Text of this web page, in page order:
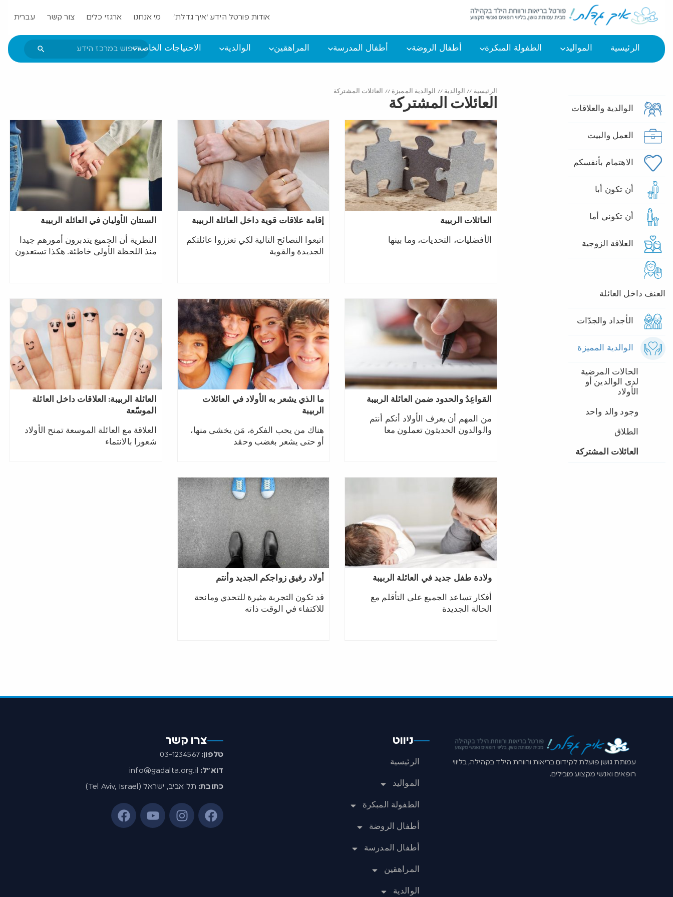
אודות פורטל הידע ‘איך גדלת’ מי אנחנו ארגזי כלים צור קשר עברית
الرئيسية المواليد الطفولة المبكرة أطفال الروضة أطفال المدرسة المراهقين الوالدية الاحتياجات الخاصة
الوالدية والعلاقات
العمل والبيت
الاهتمام بأنفسكم
أن تكون أبا
أن تكوني أما
العلاقة الزوجية
العنف داخل العائلة
الأجداد والجدّات
الوالدية المميزة
الحالات المرضية
لدى الوالدين أو
الأولاد
وجود والد واحد
الطلاق
العائلات المشتركة
الرئيسية // الوالدية // الوالدية المميزة // العائلات المشتركة
العائلات المشتركة
العائلات الربيبة
الأفضليات، التحديات، وما بينها
إقامة علاقات قوية داخل العائلة الربيبة
اتبعوا النصائح التالية لكي تعززوا عائلتكم
الجديدة والقوية
السنتان الأوليان في العائلة الربيبة
النظرية أن الجميع يتدبرون أمورهم جيدا
منذ اللحظة الأولى خاطئة.‎ ‎هكذا تستعدون
القواعِدُ والحدود ضمن العائلة الربيبة
من المهم أن يعرف الأولاد أنكم أنتم
والوالدون الحديثون تعملون معا
ما الذي يشعر به الأولاد في العائلات
الربيبة
هناك من يحب الفكرة، مَن يخشى منها،
أو حتى يشعر بغضب وحقد
العائلة الربيبة: العلاقات داخل العائلة
الموسّعة
العلاقة مع العائلة الموسعة تمنح الأولاد
شعورا بالانتماء
ولادة طفل جديد في العائلة الربيبة
أفكار تساعد الجميع على التأقلم مع
الحالة الجديدة
أولاد رفيق زواجكم الجديد وأنتم
قد تكون التجربة مثيرة للتحدي ومانحة
للاكتفاء في الوقت ذاته
עמותת גושן פועלת לקידום בריאות ורווחת הילד בקהילה, בליווי
רופאים ואנשי מקצוע מובילים.
ניווט
الرئيسية
المواليد
الطفولة المبكرة
أطفال الروضة
أطفال المدرسة
المراهقين
الوالدية
צרו קשר
טלפון: 03-1234567
דוא”ל: info@gadalta.org.il
כתובת: תל אביב, ישראל (Tel Aviv, Israel)